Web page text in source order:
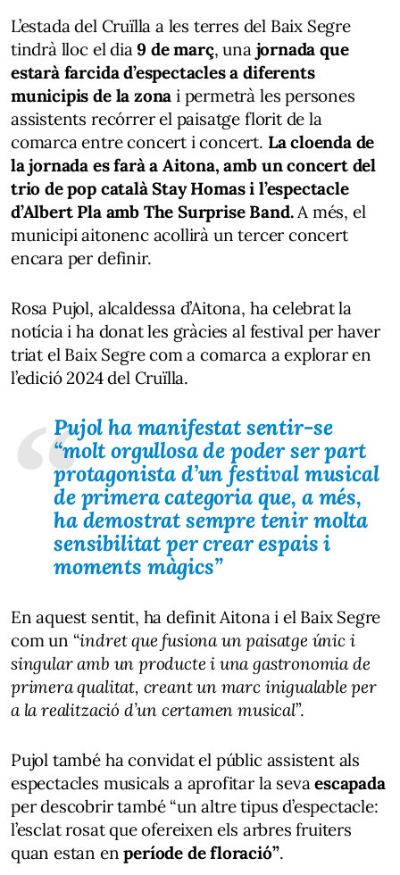
L’estada del Cruïlla a les terres del Baix Segre
tindrà lloc el dia9 de març, una jornada que
estarà farcida d’espectacles a diferents
municipis de la zonai permetrà les persones
assistents recórrer el paisatge florit de la
comarca entre concert i concert. La cloenda de
la jornada es farà a Aitona, amb un concert del
trio de pop català Stay Homas i l’espectacle
d’Albert Pla amb The Surprise Band.A més, el
municipi aitonenc acollirà un tercer concert
encara per definir.
Rosa Pujol, alcaldessa d’Aitona, ha celebrat la
notícia i ha donat les gràcies al festival per haver
triat el Baix Segre com a comarca a explorar en
l’edició 2024 del Cruïlla.
Pujol ha manifestat sentir-se
“molt orgullosa de poder ser part
protagonista d’un festival musical
de primera categoria que, a més,
ha demostrat sempre tenir molta
sensibilitat per crear espais i
moments màgics”
En aquest sentit, ha definit Aitona i el Baix Segre
com un “indret que fusiona un paisatge únic i
singular amb un producte i una gastronomia de
primera qualitat, creant un marc inigualable per
a la realització d’un certamen musical”.
Pujol també ha convidat el públic assistent als
espectacles musicals a aprofitar la seva escapada
per descobrir també “un altre tipus d’espectacle:
l’esclat rosat que ofereixen els arbres fruiters
quan estan enperíode de floració”.